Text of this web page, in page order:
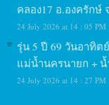
คลอง17 อ.องครักษ์
24 July 2026 at 14 : 05 PM
รุ่น 5 ปี 69 วันอาทิต
แม่น้ำนครนายก + น้
24 July 2026 at 14 : 27 PM